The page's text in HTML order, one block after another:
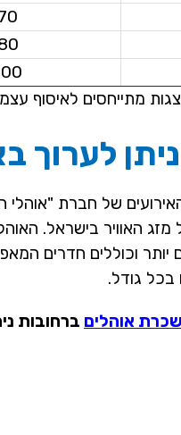
מתייחסים לאיסוף
לערוך
של חברת "אוהלי
האוויר בישראל.
יותר וכוללים חדרים
בכל גודל.
אוהלים ברחובות